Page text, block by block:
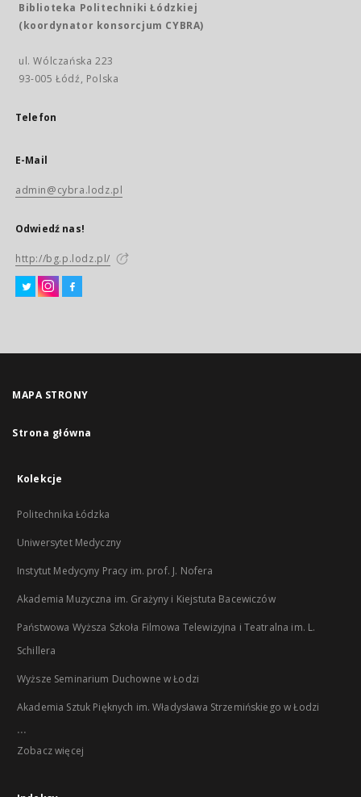
Biblioteka Politechniki Łódzkiej
(koordynator konsorcjum CYBRA)
ul. Wólczańska 223
93-005 Łódź, Polska
Telefon
E-Mail
admin@cybra.lodz.pl
Odwiedź nas!
http://bg.p.lodz.pl/
MAPA STRONY
Strona główna
Kolekcje
Politechnika Łódzka
Uniwersytet Medyczny
Instytut Medycyny Pracy im. prof. J. Nofera
Akademia Muzyczna im. Grażyny i Kiejstuta Bacewiczów
Państwowa Wyższa Szkoła Filmowa Telewizyjna i Teatralna im. L.
Schillera
Wyższe Seminarium Duchowne w Łodzi
Akademia Sztuk Pięknych im. Władysława Strzemińskiego w Łodzi
...
Zobacz więcej